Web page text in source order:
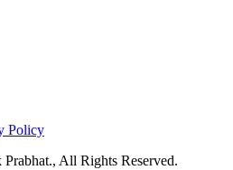
Policy
All Rights Reserved.